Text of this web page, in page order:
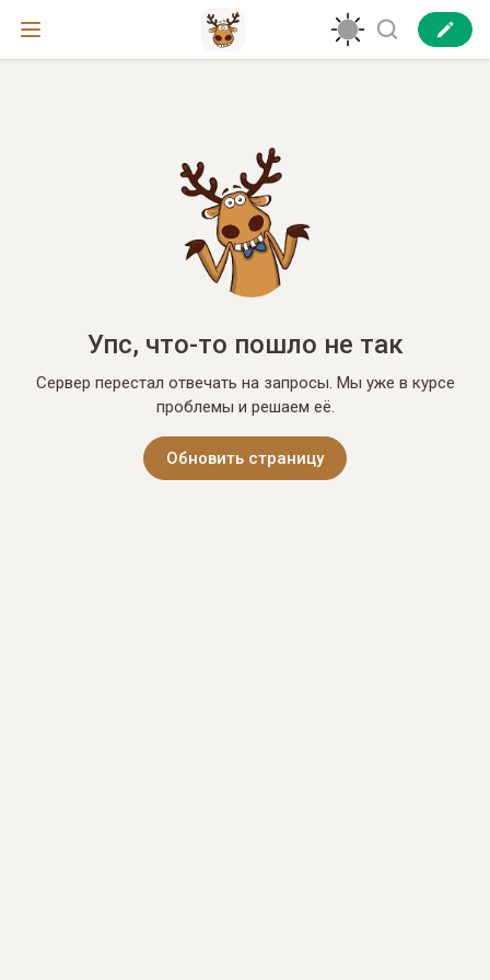
Упс, что-то пошло не так
Сервер перестал отвечать на запросы. Мы уже в курсе
проблемы и решаем её.
Обновить страницу